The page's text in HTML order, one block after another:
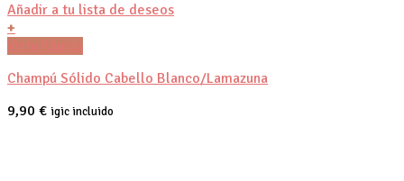
Añadir a tu lista de deseos
+
Vista Rápida
Champú Sólido Cabello Blanco/Lamazuna
9,90 € igic incluido